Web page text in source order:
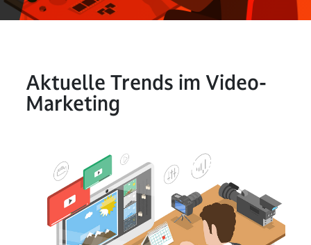
Marketing
Aktuelle Trends im Video-
Marketing